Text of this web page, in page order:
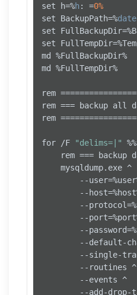
set h=%h : =0%
set BackupPath=%date
set
set
md %FullBackupDir%
md %FullTempDir%
rem
rem === backup all
rem
for /F "delims=|"